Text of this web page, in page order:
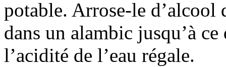
potable. Arrose-le
dans un alambic jusqu’à
l’acidité de l’eau régale.